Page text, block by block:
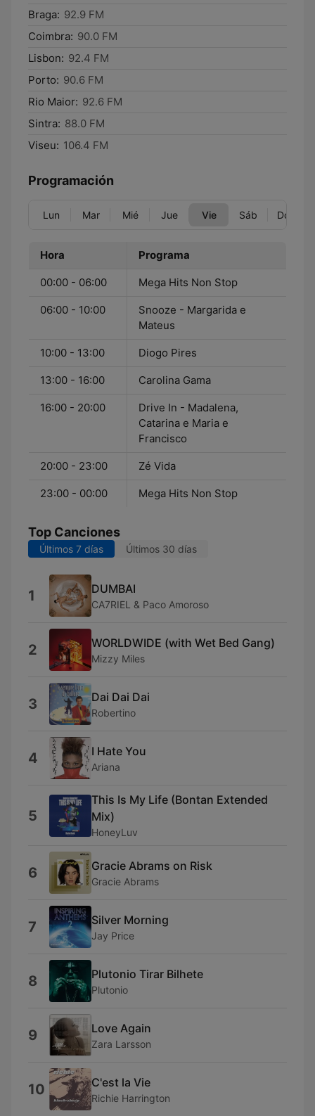
Braga: 92.9 FM
Coimbra: 90.0 FM
Lisbon: 92.4 FM
Porto: 90.6 FM
Rio Maior: 92.6 FM
Sintra: 88.0 FM
Viseu: 106.4 FM
Programación
Lun Mar Mié Jue Vie Sáb Dom
Hora Programa
00:00 - 06:00 Mega Hits Non Stop
06:00 - 10:00
Snooze - Margarida e
Mateus
10:00 - 13:00 Diogo Pires
13:00 - 16:00 Carolina Gama
16:00 - 20:00
Drive In - Madalena,
Catarina e Maria e
Francisco
20:00 - 23:00 Zé Vida
23:00 - 00:00 Mega Hits Non Stop
Top Canciones
Últimos 7 días Últimos 30 días
1 DUMBAI
CA7RIEL & Paco Amoroso
2 WORLDWIDE (with Wet Bed Gang)
Mizzy Miles
3 Dai Dai Dai
Robertino
4 I Hate You
Ariana
5
This Is My Life (Bontan Extended
Mix)
HoneyLuv
6 Gracie Abrams on Risk
Gracie Abrams
7 Silver Morning
Jay Price
8 Plutonio Tirar Bilhete
Plutonio
9 Love Again
Zara Larsson
10 C'est la Vie
Richie Harrington